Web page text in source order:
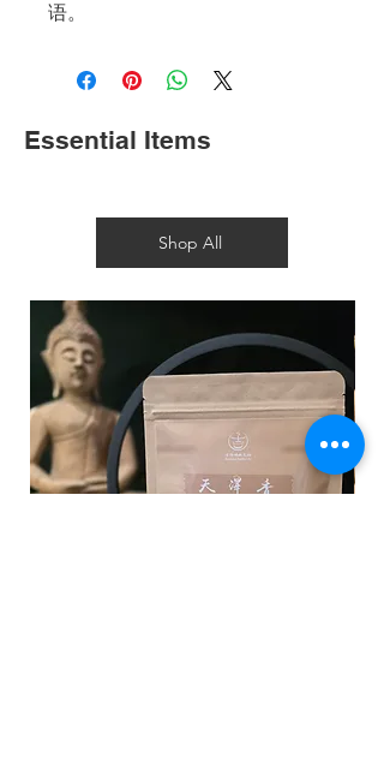
语。
Essential Items
Shop All